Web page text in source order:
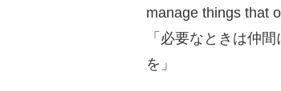
manage things that
「必要なときは仲
を」